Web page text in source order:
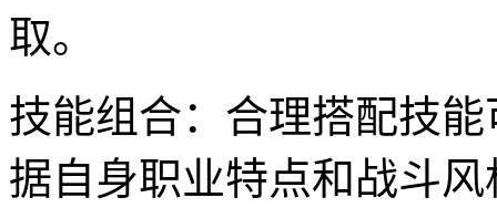
取。
技能组合：合理搭配技
据自身职业特点和战斗